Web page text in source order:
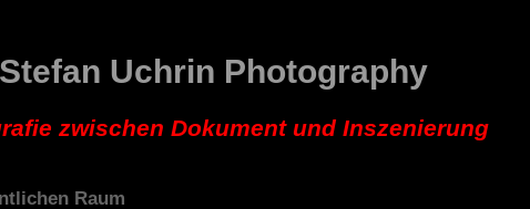
Stefan Uchrin Photography
zwischen Dokument und Inszenierung
Raum